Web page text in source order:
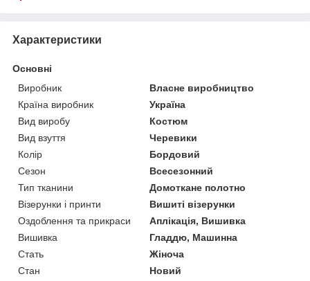
Характеристики
Основні
Виробник
Власне виробництво
Країна виробник
Україна
Вид виробу
Костюм
Вид взуття
Черевики
Колір
Бордовий
Сезон
Всесезонний
Тип тканини
Домоткане полотно
Візерунки і принти
Вишиті візерунки
Оздоблення та прикраси
Аплікація, Вишивка
Вишивка
Гладдю, Машинна
Стать
Жіноча
Стан
Новий